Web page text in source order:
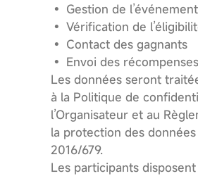
• Gestion de l’événement
• Vérification de
• Contact des gagnants
• Envoi des récompenses
Les données seront
à la Politique de
l’Organisateur et au
la protection des données
2016/679.
Les participants